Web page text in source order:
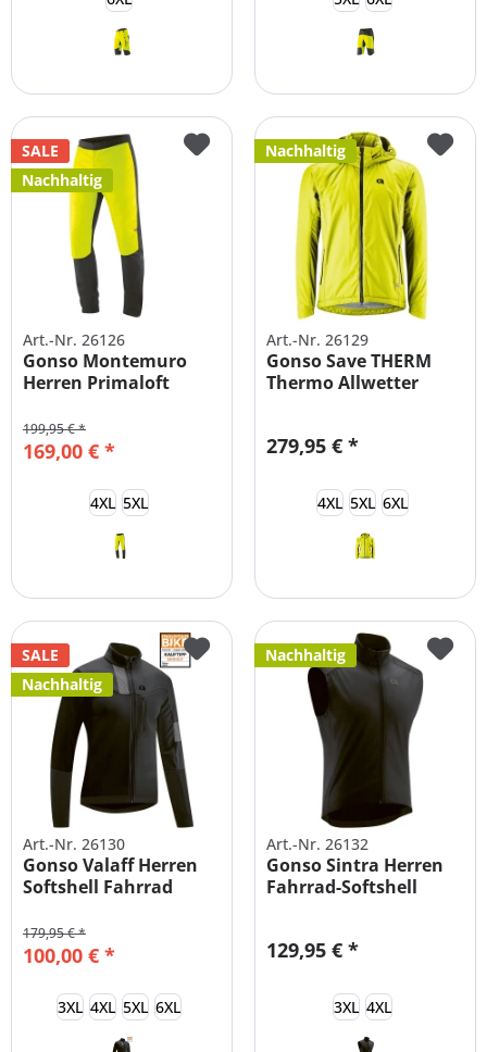
SALE
Nachhaltig
Art.-Nr. 26126
Gonso Montemuro
Herren Primaloft
169,00 € *
199,95 € *
4XL 5XL
Nachhaltig
Art.-Nr. 26129
Gonso Save THERM
Thermo Allwetter
279,95 € *
4XL 5XL 6XL
SALE
Nachhaltig
Art.-Nr. 26130
Gonso Valaff Herren
Softshell Fahrrad
100,00 € *
179,95 € *
3XL 4XL 5XL 6XL
Nachhaltig
Art.-Nr. 26132
Gonso Sintra Herren
Fahrrad-Softshell
129,95 € *
3XL 4XL